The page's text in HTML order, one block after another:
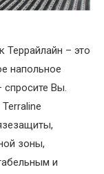
Террайлайн – это
напольное
спросите Вы.
зоны,
и